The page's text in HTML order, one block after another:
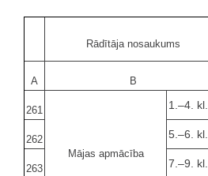
Rādītāja nosaukums
A B
261
Mājas apmācība
1.–4. kl.
262 5.–6. kl.
263 7.–9. kl.